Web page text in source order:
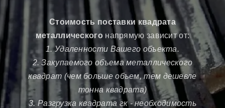
Стоимость поставки квадрата
металлического напрямую зависит от:
1. Удаленности Вашего объекта.
2. Закупаемого объема металлического
квадрат (чем больше объем, тем дешевле
тонна квадрата)
3. Разгрузка квадрата гк - необходимость